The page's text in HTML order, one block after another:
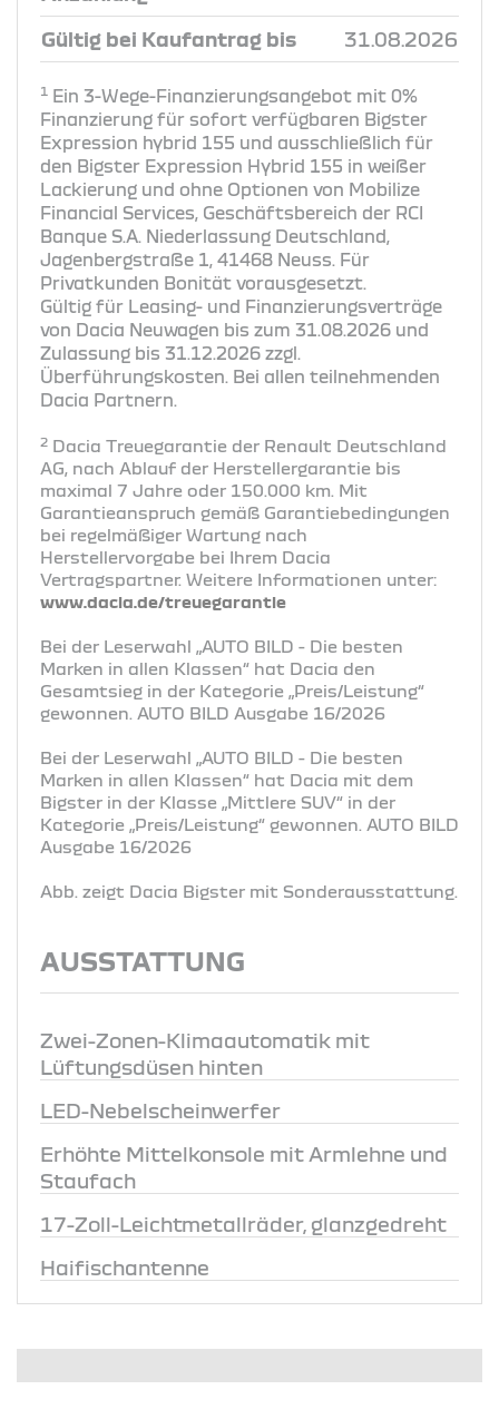
Gültig bei Kaufantrag bis 31.08.2026
1 Ein 3-Wege-Finanzierungsangebot mit 0%
Finanzierung für sofort verfügbaren Bigster
Expression hybrid 155 und ausschließlich für
den Bigster Expression Hybrid 155 in weißer
Lackierung und ohne Optionen von Mobilize
Financial Services, Geschäftsbereich der RCI
Banque S.A. Niederlassung Deutschland,
Jagenbergstraße 1, 41468 Neuss. Für
Privatkunden Bonität vorausgesetzt.
Gültig für Leasing- und Finanzierungsverträge
von Dacia Neuwagen bis zum 31.08.2026 und
Zulassung bis 31.12.2026 zzgl.
Überführungskosten. Bei allen teilnehmenden
Dacia Partnern.
2 Dacia Treuegarantie der Renault Deutschland
AG, nach Ablauf der Herstellergarantie bis
maximal 7 Jahre oder 150.000 km. Mit
Garantieanspruch gemäß Garantiebedingungen
bei regelmäßiger Wartung nach
Herstellervorgabe bei Ihrem Dacia
Vertragspartner. Weitere Informationen unter:
www.dacia.de/treuegarantie
Bei der Leserwahl „AUTO BILD - Die besten
Marken in allen Klassen“ hat Dacia den
Gesamtsieg in der Kategorie „Preis/Leistung“
gewonnen. AUTO BILD Ausgabe 16/2026
Bei der Leserwahl „AUTO BILD - Die besten
Marken in allen Klassen“ hat Dacia mit dem
Bigster in der Klasse „Mittlere SUV“ in der
Kategorie „Preis/Leistung“ gewonnen. AUTO BILD
Ausgabe 16/2026
Abb. zeigt Dacia Bigster mit Sonderausstattung.
AUSSTATTUNG
Zwei-Zonen-Klimaautomatik mit
Lüftungsdüsen hinten
LED-Nebelscheinwerfer
Erhöhte Mittelkonsole mit Armlehne und
Staufach
17-Zoll-Leichtmetallräder, glanzgedreht
Haifischantenne